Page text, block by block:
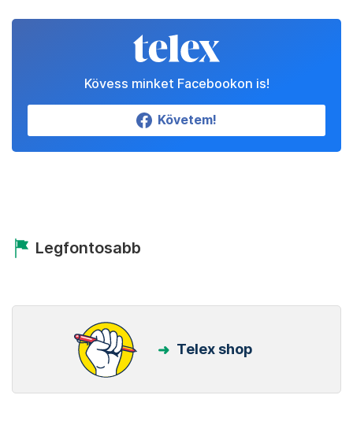
Kövess minket Facebookon is!
Követem!
Legfontosabb
Telex shop